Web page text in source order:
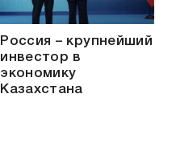
Россия – крупнейший
инвестор в
экономику
Казахстана